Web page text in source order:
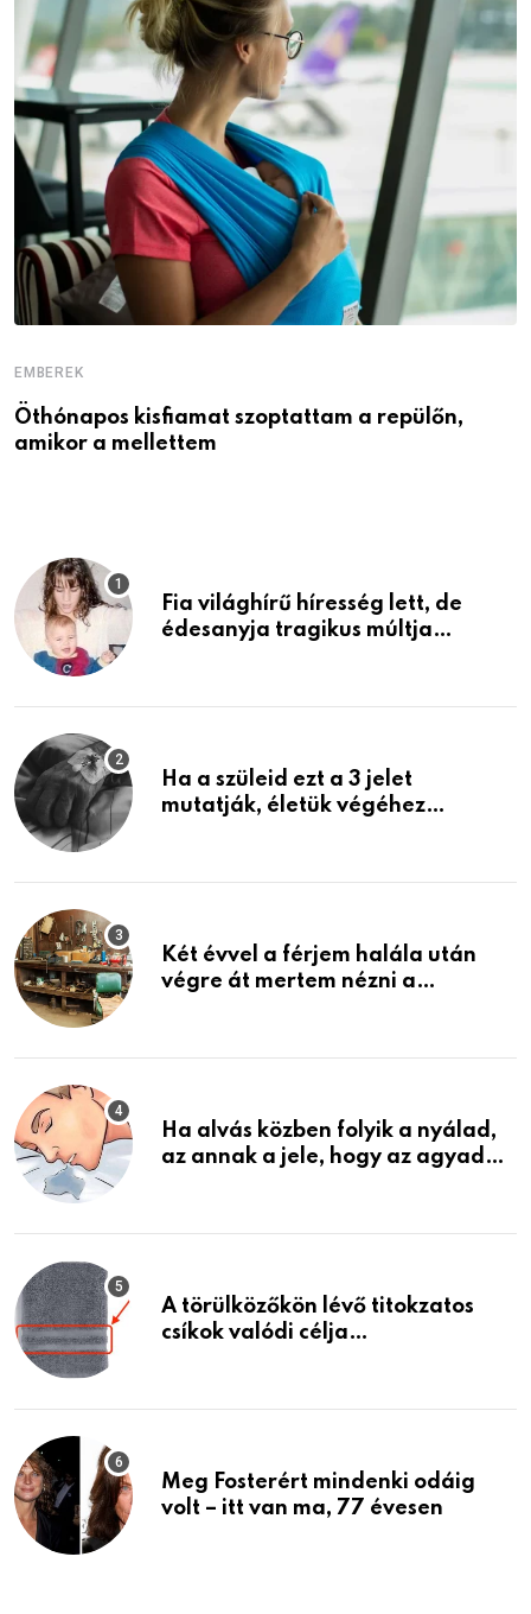
EMBEREK
Öthónapos kisfiamat szoptattam a repülőn,
amikor a mellettem
Fia világhírű híresség lett, de
édesanyja tragikus múltja
Ha a szüleid ezt a 3 jelet
mutatják, életük végéhez
Két évvel a férjem halála után
végre át mertem nézni a
életemet
Ha alvás közben folyik a nyálad,
az annak a jele, hogy az agyad…
A törülközőkön lévő titokzatos
csíkok valódi célja…
Meg Fosterért mindenki odáig
volt – itt van ma, 77 évesen